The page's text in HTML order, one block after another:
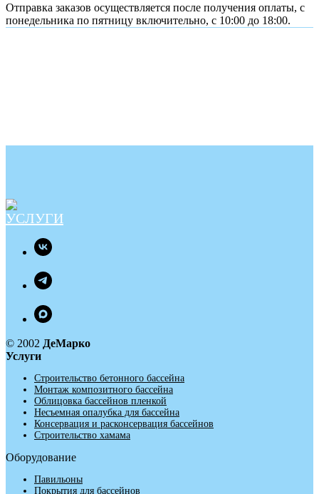
Отправка заказов осуществляется после получения оплаты, с
понедельника по пятницу включительно, с 10:00 до 18:00.
© 2002 ДеМарко
Услуги
Строительство бетонного бассейна
Монтаж композитного бассейна
Облицовка бассейнов пленкой
Несъемная опалубка для бассейна
Консервация и расконсервация бассейнов
Строительство хамама
Оборудование
Павильоны
Покрытия для бассейнов